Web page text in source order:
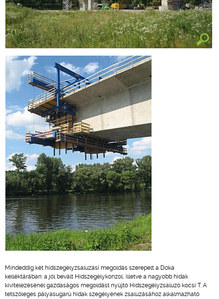
Mindeddig két hídszegélyzsaluzási megoldás szerepelt a Doka
kelléktárában: a jól bevált Hídszegélykonzol, illetve a nagyobb hidak
kivitelezésénél gazdaságos megoldást nyújtó Hídszegélyzsaluzó kocsi T. A
tetszőleges pályasugarú hidak szegélyének zsaluzásához alkalmazható